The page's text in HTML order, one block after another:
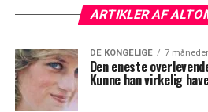
ARTIKLER AF
DE KONGELIGE 7
Den eneste
Kunne han virkelig